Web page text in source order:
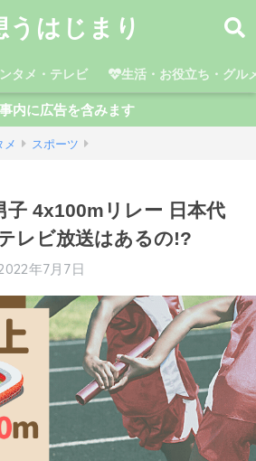
タメ・テレビ 生活・お役立ち・グル
内に広告を含みます
メ スポーツ
子 4x100mリレー 日本代
レビ放送はあるの!?
年7月7日